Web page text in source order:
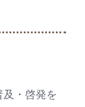
・啓発を